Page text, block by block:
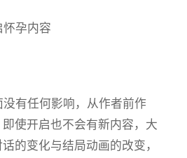
怀孕内容
有任何影响，从作者前作
即使开启也不会有新内容，大
的变化与结局动画的改变，